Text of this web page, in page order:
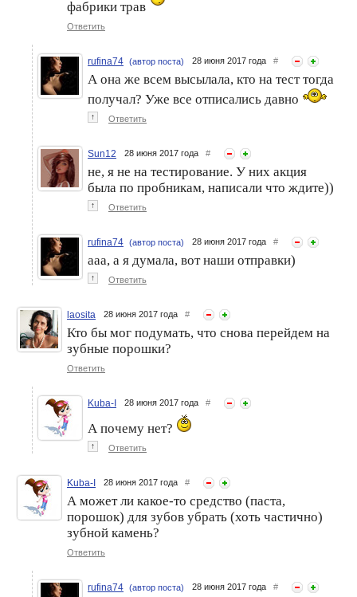
Ухаживаем за зубами по-
современному
Чистим зубы и сохраняем
планету
фабрики трав
Ответить
rufina74 (автор поста) 28 июня 2017 года #
А она же всем высылала, кто на тест тогда
получал? Уже все отписались давно
↑ Ответить
Sun12 28 июня 2017 года #
не, я не на тестирование. У них акция
была по пробникам, написали что ждите))
↑ Ответить
rufina74 (автор поста) 28 июня 2017 года #
ааа, а я думала, вот наши отправки)
↑ Ответить
laosita 28 июня 2017 года #
Кто бы мог подумать, что снова перейдем на
зубные порошки?
Ответить
Kuba-I 28 июня 2017 года #
А почему нет?
↑ Ответить
Kuba-I 28 июня 2017 года #
А может ли какое-то средство (паста,
порошок) для зубов убрать (хоть частично)
зубной камень?
Ответить
rufina74 (автор поста) 28 июня 2017 года #